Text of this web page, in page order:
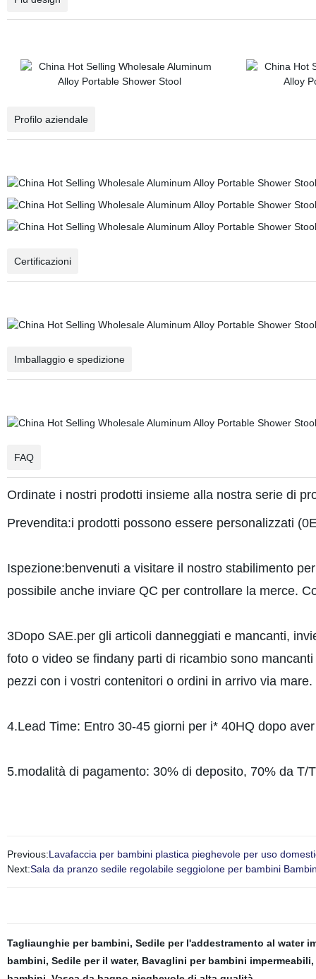
Profilo aziendale
Certificazioni
Imballaggio e spedizione
FAQ
Ordinate i nostri prodotti insieme alla nostra serie di
Prevendita:i prodotti possono essere personalizzati
Ispezione:benvenuti a visitare il nostro stabilimento
possibile anche inviare QC per controllare la merce.
3Dopo SAE.per gli articoli danneggiati e mancanti,
foto o video se findany parti di ricambio sono
pezzi con i vostri contenitori o ordini in arrivo via mare.
4.Lead Time: Entro 30-45 giorni per i* 40HQ dopo
5.modalità di pagamento: 30% di deposito, 70% da T/
Previous:Lavafaccia per bambini plastica pieghevole per uso
Next:Sala da pranzo sedile regolabile seggiolone per bambini
Tagliaunghie per bambini, Sedile per l'addestramento al water
bambini, Sedile per il water, Bavaglini per bambini impermeabili,